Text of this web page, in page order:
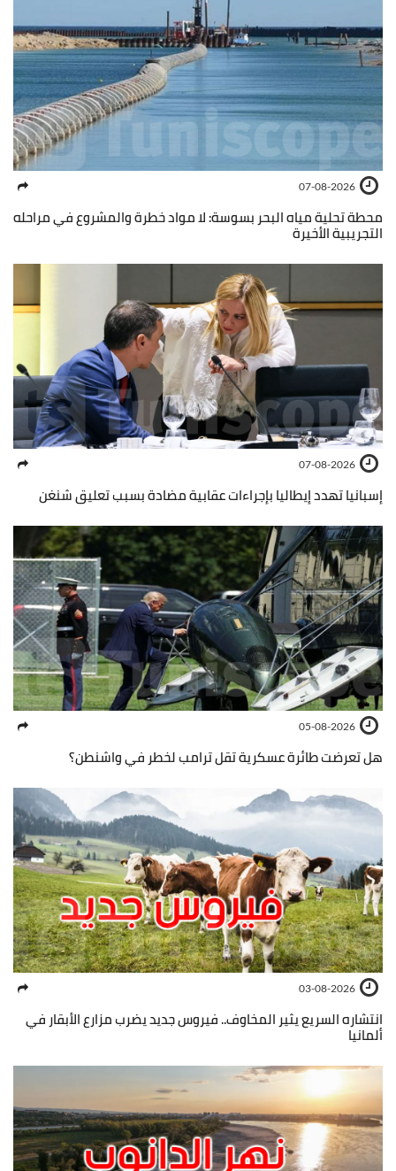
07-08-2026
محطة تحلية مياه البحر بسوسة: لا مواد خطرة والمشروع في مراحله
التجريبية الأخيرة
07-08-2026
إسبانيا تهدد إيطاليا بإجراءات عقابية مضادة بسبب تعليق شنغن
05-08-2026
هل تعرضت طائرة عسكرية تقل ترامب لخطر في واشنطن؟
03-08-2026
انتشاره السريع يثير المخاوف.. فيروس جديد يضرب مزارع الأبقار في
ألمانيا